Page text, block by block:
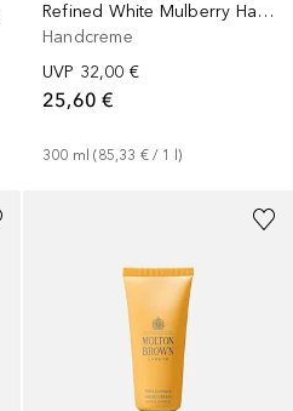
Refined White Mulberry Hand Lotion
Handcreme
UVP 32,00 €
25,60 €
300 ml (85,33 € / 1 l)